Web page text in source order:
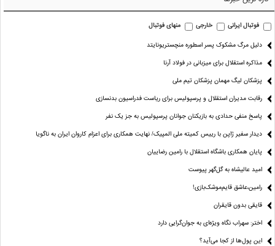
فوتبال ایرانی خارجی منهای فوتبال
دلیل مرگ مشکوک پسر اسطوره منچستریونایتد
مذاکره استقلال برای میزبانی در فولاد آرنا
پزشکان لیگ مهمان پزشکان تیم ملی
رقابت مدیران استقلال و پرسپولیس برای ریاست فدراسیون بدنسازی
پاسخ منفی حدادی به بازیکنان جوانان پرسپولیس به جز یک نفر
دیدار سفیر ژاپن با رییس کمیته ملی المپیک/ نهایت همکاری برای اعزام کاروان ایران به ناگویا
پایان همکاری باشگاه استقلال با رامین رضاییان
امید عالیشاه به گل‌گهر پیوست
رامین،عاشق قایم‌موشک‌بازی!
قایقی بدون قایقران
اختر: سهراب نگاه ویژه‌ای به جوان‌گرایی دارد
این پول‌ها از کجا می‌آید؟